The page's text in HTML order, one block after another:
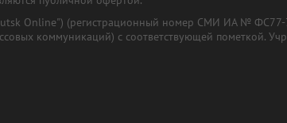
Online") (регистрационный номер СМИ ИА №
коммуникаций) с соответствующей пометкой.